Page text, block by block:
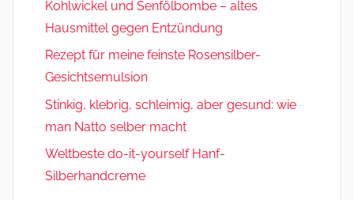
Kohlwickel und Senfölbombe – altes
Hausmittel gegen Entzündung
Rezept für meine feinste Rosensilber-
Gesichtsemulsion
Stinkig, klebrig, schleimig, aber gesund: wie
man Natto selber macht
Weltbeste do-it-yourself Hanf-
Silberhandcreme